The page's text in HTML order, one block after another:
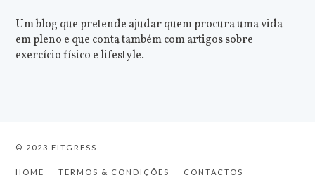
Um blog que pretende ajudar quem procura uma vida
em pleno e que conta também com artigos sobre
exercício físico e lifestyle.
© 2023 FITGRESS
HOME TERMOS & CONDIÇÕES CONTACTOS